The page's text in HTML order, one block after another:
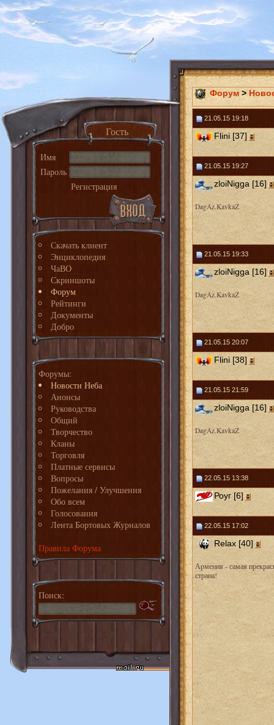
Гость
Имя
Пароль
Регистрация
Скачать клиент
Энциклопедия
ЧаВО
Скриншоты
Форум
Рейтинги
Документы
Добро
Форумы:
Новости Неба
Анонсы
Руководства
Общий
Творчество
Кланы
Торговля
Платные сервисы
Вопросы
Пожелания / Улучшения
Обо всем
Голосования
Лента Бортовых Журналов
Правила Форума
Поиск:
Форум >
21.05.15 19:18
Flini [37]
21.05.15 19:27
zloiNigga [16]
DagAz.KavkaZ
21.05.15 19:33
zloiNigga [16]
DagAz.KavkaZ
21.05.15 20:07
Flini [38]
21.05.15 21:59
zloiNigga [16]
DagAz.KavkaZ
22.05.15 13:38
Роуг [6]
22.05.15 17:02
Relax [40]
Армения - самая
страна!